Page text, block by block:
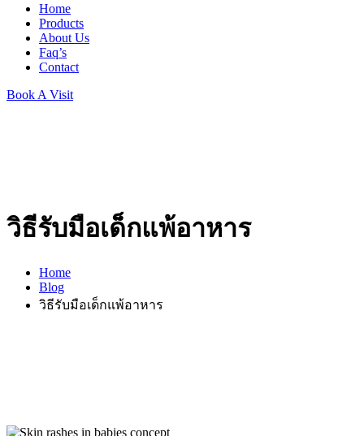
Home
Products
About Us
Faq’s
Contact
Book A Visit
วิธีรับมือเด็กแพ้อาหาร
Home
Blog
วิธีรับมือเด็กแพ้อาหาร